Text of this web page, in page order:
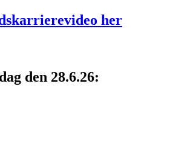
her
den 28.6.26: